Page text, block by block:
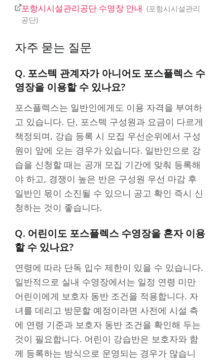
포항시시설관리공단 수영장 안내
포항시시설관리
공단
자주 묻는 질문
Q. 포스텍 관계자가 아니어도 포스플렉스 수
영장을 이용할 수 있나요?
포스플렉스는 일반인에게도 이용 자격을 부여하
고 있습니다. 단, 포스텍 구성원과 요금이 다르게
책정되며, 강습 등록 시 모집 우선순위에서 구성
원이 앞에 오는 경우가 있습니다. 일반인으로 강
습을 신청할 때는 공개 모집 기간에 맞춰 등록해
야 하고, 경쟁이 높은 반은 구성원 우선 마감 후
일반인 몫이 소진될 수 있으니 공고 확인 즉시 신
청하는 것이 좋습니다.
Q. 어린이도 포스플렉스 수영장을 혼자 이용
할 수 있나요?
연령에 따라 단독 입수 제한이 있을 수 있습니다.
일반적으로 실내 수영장에서는 일정 연령 미만
어린이에게 보호자 동반 조건을 적용합니다. 자
녀를 데리고 방문할 예정이라면 사전에 시설 측
에 연령 기준과 보호자 동반 조건을 확인해 두는
것이 필요합니다. 어린이 강습반은 보호자와 함
께 등록하는 방식으로 운영되는 경우가 많습니